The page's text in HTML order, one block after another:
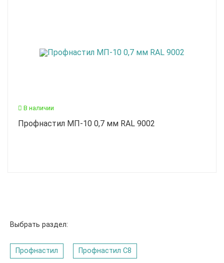
В наличии
Профнастил МП-10 0,7 мм RAL 9002
Выбрать раздел:
Профнастил Профнастил C8